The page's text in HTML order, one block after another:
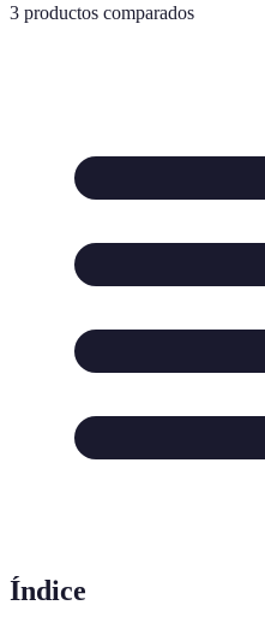
3 productos comparados
Índice